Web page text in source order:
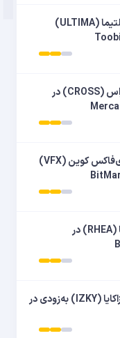
خرید ارز دیجیتال اولتیما (ULTIMA)
خرید ارز دیجیتال کراس (CROSS) در
خرید ارز دیجیتال وی‌فاکس کوین (VFX)
خرید ارز دیجیتال ریا (RHEA) در
خرید ارز دیجیتال ایزاکایا (IZKY) به‌زودی در